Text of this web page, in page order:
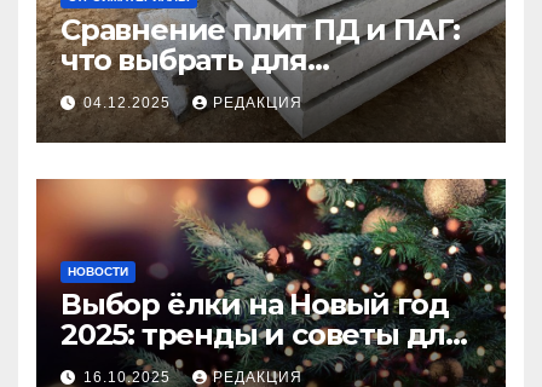
Сравнение плит ПД и ПАГ:
что выбрать для
долговечного и прочного
покрытия
04.12.2025 РЕДАКЦИЯ
НОВОСТИ
Выбор ёлки на Новый год
2025: тренды и советы для
идеального праздника
16.10.2025 РЕДАКЦИЯ